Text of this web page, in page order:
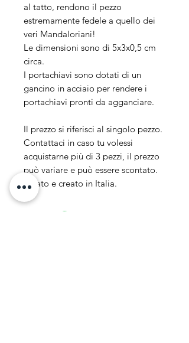
al tatto, rendono il pezzo
estremamente fedele a quello dei
veri Mandaloriani!
Le dimensioni sono di 5x3x0,5 cm
circa.
I portachiavi sono dotati di un
gancino in acciaio per rendere i
portachiavi pronti da agganciare.
Il prezzo si riferisci al singolo pezzo.
Contattaci in caso tu volessi
acquistarne più di 3 pezzi, il prezzo
può variare e può essere scontato.
Ideato e creato in Italia.